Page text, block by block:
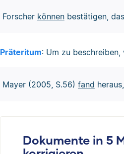
Forscher könnenbestätigen,
Präteritum: Um zu
Mayer (2005, S.56) fand
Dokumente in 5